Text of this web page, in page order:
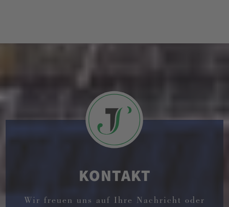
KONTAKT
Wir freuen uns auf Ihre Nachricht oder